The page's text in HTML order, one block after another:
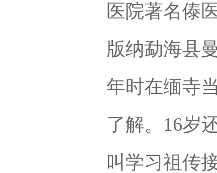
医院著名傣
版纳勐海县
年时在缅寺
了解。16岁
叫学习祖传